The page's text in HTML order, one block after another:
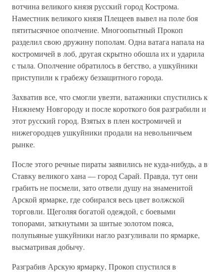
вотчина великого князя русский город Кострома.
Наместник великого князя Плещеев вывел на поле боя
пятитысячное ополчение. Многоопытный Прокоп
разделил свою дружину пополам. Одна ватага напала на
костромичей в лоб, другая скрытно обошла их и ударила
с тыла. Ополчение обратилось в бегство, а ушкуйники
приступили к грабежу беззащитного города.
Захватив все, что смогли увезти, ватажники спустились к
Нижнему Новгороду и после короткого боя разграбили и
этот русский город. Взятых в плен костромичей и
нижегородцев ушкуйники продали на невольничьем
рынке.
После этого речные пираты заявились не куда-нибудь, а в
Ставку великого хана — город Сарай. Правда, тут они
грабить не посмели, зато отвели душу на знаменитой
Арской ярмарке, где собирался весь цвет волжской
торговли. Щеголяя богатой одеждой, с боевыми
топорами, заткнутыми за шитые золотом пояса,
полупьяные ушкуйники нагло разгуливали по ярмарке,
высматривая добычу.
Разграбив Арскую ярмарку, Прокоп спустился в